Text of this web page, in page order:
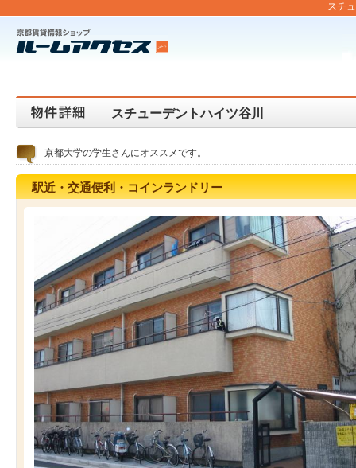
スチ
スチューデントハイツ谷川
京都大学の学生さんにオススメです。
駅近・交通便利・コインランドリー